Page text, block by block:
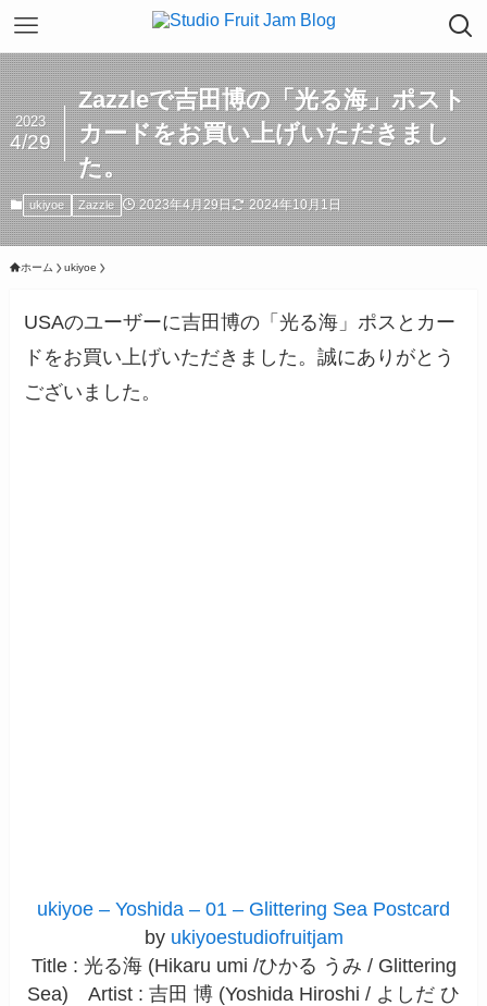
Zazzleで吉田博の「光る海」ポスト
カードをお買い上げいただきまし
た。
2023
4/29
ukiyoe Zazzle 2023年4月29日 2024年10月1日
ホーム ukiyoe
USAのユーザーに吉田博の「光る海」ポスとカー
ドをお買い上げいただきました。誠にありがとう
ございました。
ukiyoe – Yoshida – 01 – Glittering Sea Postcard
by ukiyoestudiofruitjam
Title : 光る海 (Hikaru umi /ひかる うみ / Glittering
Sea) Artist : 吉田 博 (Yoshida Hiroshi / よしだ ひ